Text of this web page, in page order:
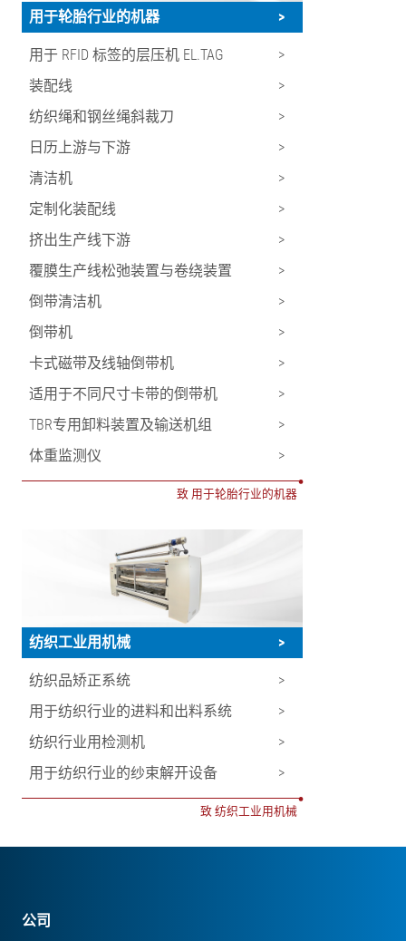
用于轮胎行业的机器 >
用于 RFID 标签的层压机 EL.TAG
>
装配线
>
纺织绳和钢丝绳斜裁刀
>
日历上游与下游
>
清洁机
>
定制化装配线
>
挤出生产线下游
>
覆膜生产线松弛装置与卷绕装置
>
倒带清洁机
>
倒带机
>
卡式磁带及线轴倒带机
>
适用于不同尺寸卡带的倒带机
>
TBR专用卸料装置及输送机组
>
体重监测仪
>
•
致 用于轮胎行业的机器
纺织工业用机械 >
纺织品矫正系统
>
用于纺织行业的进料和出料系统
>
纺织行业用检测机
>
用于纺织行业的纱束解开设备
>
•
致 纺织工业用机械
公司